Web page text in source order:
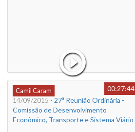
Camil Caram
00:27:44
14/09/2015 - 27ª Reunião Ordinária -
Comissão de Desenvolvimento
Econômico, Transporte e Sistema Viário